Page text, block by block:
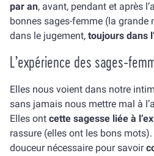
par an, avant, pendant et après
bonnes sages-femme (la
dans le jugement, toujours dans
L’expérience des sages-
Elles nous voient dans notre
sans jamais nous mettre mal à
Elles ont cette sagesse liée à
rassure (elles ont les bons
douceur nécessaire pour savoir